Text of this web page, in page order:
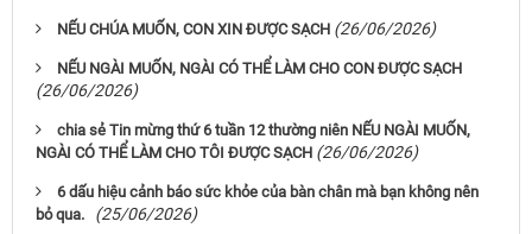
NẾU CHÚA MUỐN, CON XIN ĐƯỢC SẠCH (26/06/2026)
NẾU NGÀI MUỐN, NGÀI CÓ THỂ LÀM CHO CON ĐƯỢC SẠCH
(26/06/2026)
chia sẻ Tin mừng thứ 6 tuần 12 thường niên NẾU NGÀI MUỐN,
NGÀI CÓ THỂ LÀM CHO TÔI ĐƯỢC SẠCH (26/06/2026)
6 dấu hiệu cảnh báo sức khỏe của bàn chân mà bạn không nên
bỏ qua.
(25/06/2026)